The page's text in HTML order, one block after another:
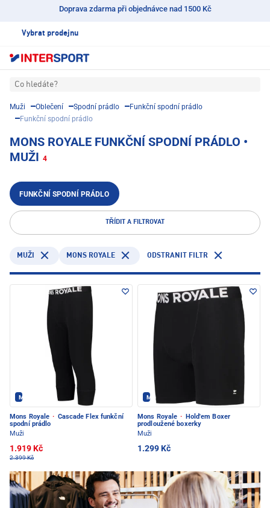
Doprava zdarma při objednávce nad 1500 Kč
Vybrat prodejnu
Co hledáte?
Muži Oblečení Spodní prádlo
Funkční spodní prádlo
Funkční spodní prádlo
MONS ROYALE FUNKČNÍ SPODNÍ PRÁDLO •
MUŽI 4
FUNKČNÍ SPODNÍ PRÁDLO
TŘÍDIT A FILTROVAT
MUŽI MONS ROYALE ODSTRANIT FILTR
Mons Royale - PEC POD SNĚŽKOU
Mons Royale · Cascade Flex funkční
spodní prádlo
Muži
1.919 Kč
2.399 Kč
Mons Royale - PEC POD SNĚŽKOU
Mons Royale · Hold'em Boxer
prodloužené boxerky
Muži
1.299 Kč